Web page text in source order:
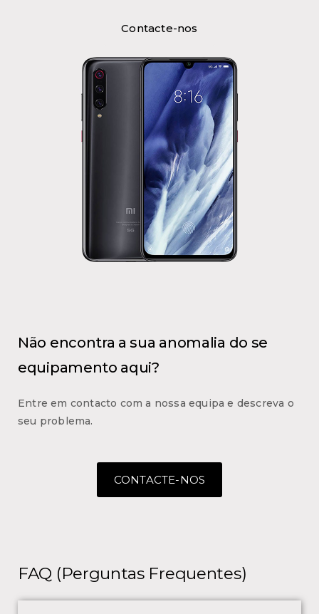
Contacte-nos
Não encontra a sua anomalia do se
equipamento aqui?
Entre em contacto com a nossa equipa e descreva o
seu problema.
CONTACTE-NOS
FAQ (Perguntas Frequentes)